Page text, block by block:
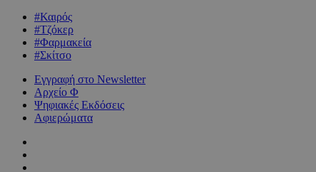
#Καιρός
#Τζόκερ
#Φαρμακεία
#Σκίτσο
Εγγραφή στο Newsletter
Αρχείο Φ
Ψηφιακές Εκδόσεις
Αφιερώματα